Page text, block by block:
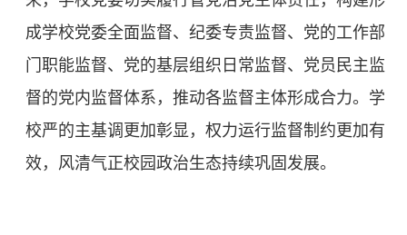
成学校党委全面监督、纪委专责监督、党的工作部
门职能监督、党的基层组织日常监督、党员民主监
督的党内监督体系，推动各监督主体形成合力。学
校严的主基调更加彰显，权力运行监督制约更加有
效，风清气正校园政治生态持续巩固发展。